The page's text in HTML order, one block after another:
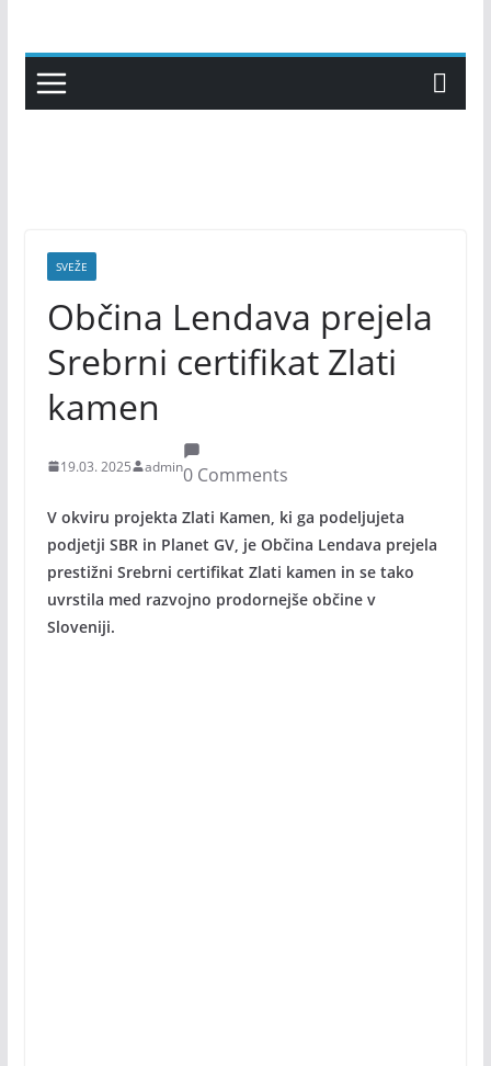
content
SVEŽE
Občina Lendava prejela
Srebrni certifikat Zlati
kamen
19.03. 2025 admin0 Comments
V okviru projekta Zlati Kamen, ki ga podeljujeta
podjetji SBR in Planet GV, je Občina Lendava prejela
prestižni Srebrni certifikat Zlati kamen in se tako
uvrstila med razvojno prodornejše občine v
Sloveniji.